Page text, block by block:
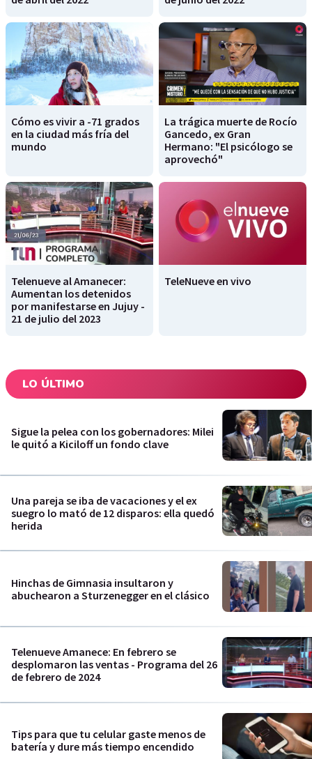
Cómo es vivir a -71 grados
en la ciudad más fría del
mundo
La trágica muerte de Rocío
Gancedo, ex Gran
Hermano: "El psicólogo se
aprovechó"
Telenueve al Amanecer:
Aumentan los detenidos
por manifestarse en Jujuy -
21 de julio del 2023
TeleNueve en vivo
LO ÚLTIMO
Sigue la pelea con los gobernadores: Milei
le quitó a Kiciloff un fondo clave
Una pareja se iba de vacaciones y el ex
suegro lo mató de 12 disparos: ella quedó
herida
Hinchas de Gimnasia insultaron y
abuchearon a Sturzenegger en el clásico
Telenueve Amanece: En febrero se
desplomaron las ventas - Programa del 26
de febrero de 2024
Tips para que tu celular gaste menos de
batería y dure más tiempo encendido